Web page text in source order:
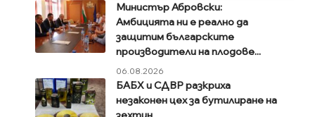
Министър Абровски:
Амбицията ни е реално да
защитим българските
производители на плодове...
06.08.2026
БАБХ и СДВР разкриха
незаконен цех за бутилиране на